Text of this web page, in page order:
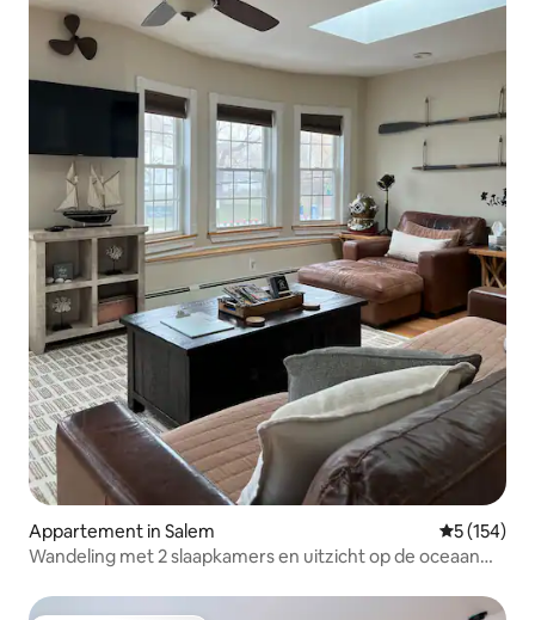
Appartement in Salem
5 (154)
Wandeling met 2 slaapkamers en uitzicht op de oceaan